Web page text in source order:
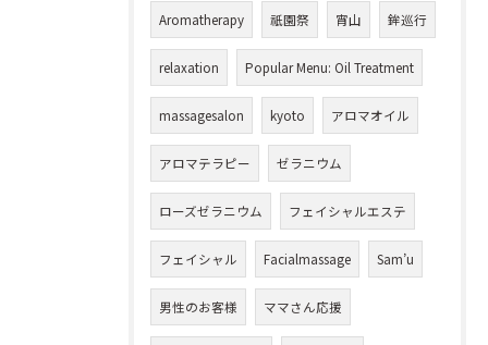
Aromatherapy 祇園祭 宵山 鉾巡行
relaxation Popular Menu: Oil Treatment
massagesalon kyoto アロマオイル
アロマテラピー ゼラニウム
ローズゼラニウム フェイシャルエステ
フェイシャル Facialmassage Sam’u
男性のお客様 ママさん応援